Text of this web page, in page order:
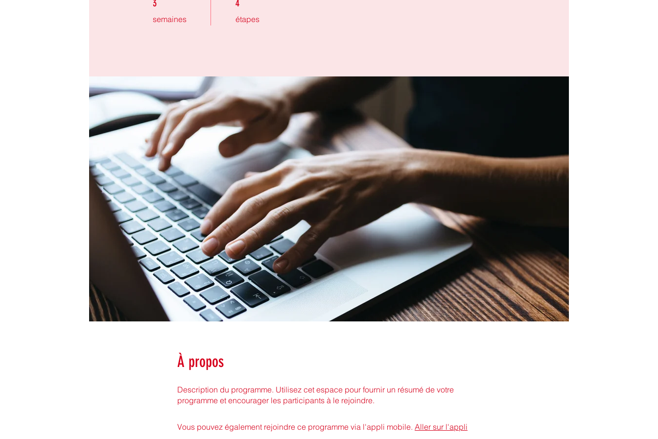
3
semaines
4
étapes
À propos
Description du programme. Utilisez cet espace pour fournir un résumé de votre
programme et encourager les participants à le rejoindre.
Vous pouvez également rejoindre ce programme via l'appli mobile. Aller sur l'appli